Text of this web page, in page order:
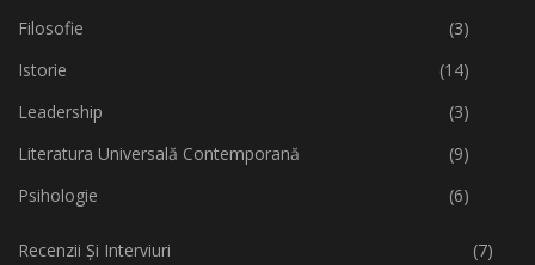
Filosofie
(3)
Istorie
(14)
Leadership
(3)
Literatura Universală Contemporană
(9)
Psihologie
(6)
Recenzii Și Interviuri (7)